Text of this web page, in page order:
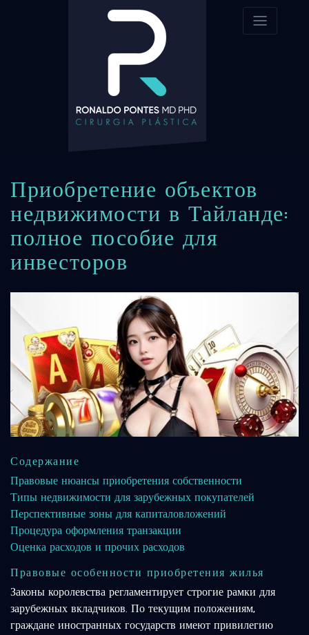
Приобретение объектов
недвижимости в Тайланде:
полное пособие для
инвесторов
Содержание
Правовые нюансы приобретения собственности
Типы недвижимости для зарубежных покупателей
Перспективные зоны для капиталовложений
Процедура оформления транзакции
Оценка расходов и прочих расходов
Правовые особенности приобретения жилья
Законы королевства регламентирует строгие рамки для
зарубежных вкладчиков. По текущим положениям,
граждане иностранных государств имеют привилегию